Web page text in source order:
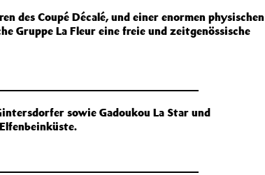
des Coupé Décalé, und einer enormen physischen
Gruppe La Fleur eine freie und zeitgenössische
sowie Gadoukou La Star und